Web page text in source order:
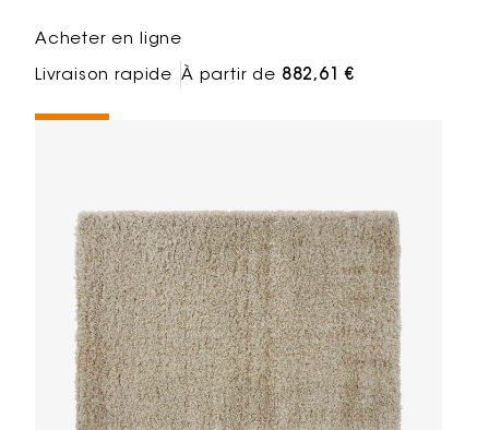
Acheter en ligne
Livraison rapide À partir de 882,61 €